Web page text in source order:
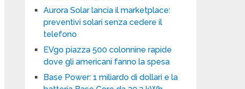
Aurora Solar lancia il marketplace:
preventivi solari senza cedere il
telefono
EVgo piazza 500 colonnine rapide
dove gli americani fanno la spesa
Base Power: 1 miliardo di dollari e la